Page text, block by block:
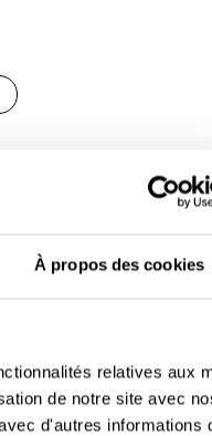
À propos des cookies
relatives aux
de notre site avec
d'autres informations